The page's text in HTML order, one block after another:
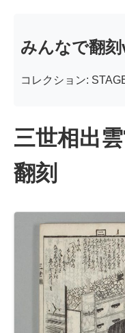
みんなで翻
コレクション:
三世相出
翻刻